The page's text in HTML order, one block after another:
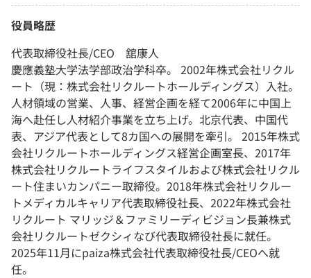
役員略歴
代表取締役社長/CEO 舘康人
慶應義塾大学法学部政治学科卒。 2002年株式会社リクル
ート（現：株式会社リクルートホールディングス）入社。
人材領域の営業、人事、経営企画を経て2006年に中国上
海へ赴任し人材紹介事業を立ち上げ。北京代表、中国代
表、アジア代表として8カ国への展開を牽引。 2015年株式
会社リクルートホールディングス経営企画室長、2017年
株式会社リクルートライフスタイルおよび株式会社リクル
ート住まいカンパニー取締役。2018年株式会社リクルー
トメディカルキャリア代表取締役社長、2022年株式会社
リクルート マリッジ＆ファミリーディビジョン長兼株式
会社リクルートゼクシィなび代表取締役社長に就任。
2025年11月にpaiza株式会社代表取締役社長/CEOへ就
任。